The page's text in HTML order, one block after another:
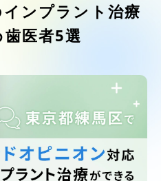
ンプラント治療
医者5選